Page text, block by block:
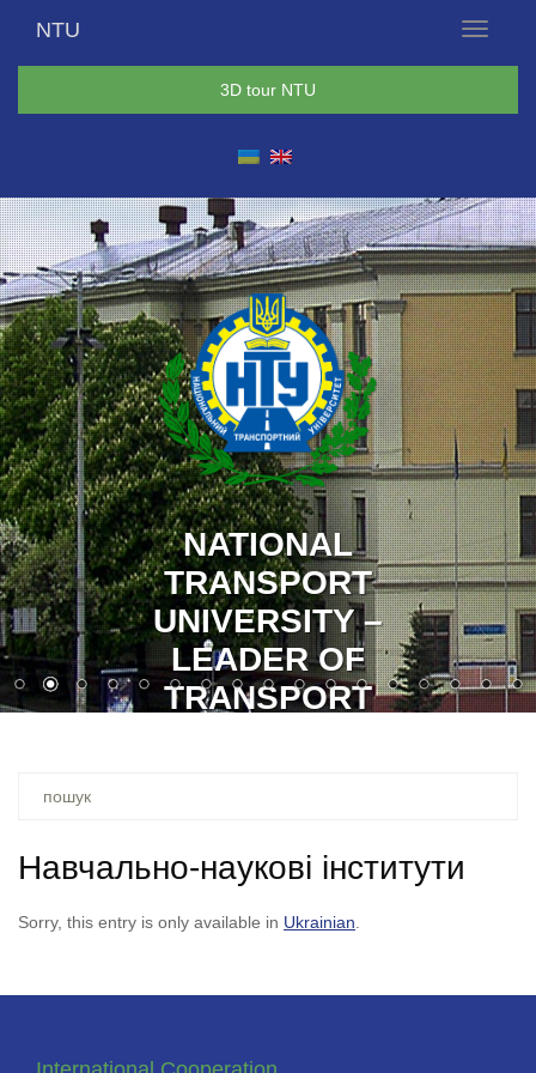
Menu
NTU
3D tour NTU
GLORY TO UKRAINE!
GLORY TO HEROES!
шукали
Навчально-наукові інститути
Sorry, this entry is only available in Ukrainian